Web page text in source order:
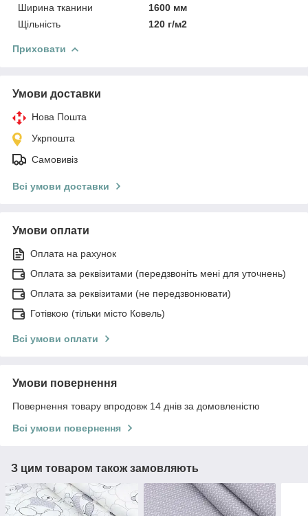
Ширина тканини
1600 мм
Щільність
120 г/м2
Приховати
Умови доставки
Нова Пошта
Укрпошта
Самовивіз
Всі умови доставки
Умови оплати
Оплата на рахунок
Оплата за реквізитами (передзвоніть мені для уточнень)
Оплата за реквізитами (не передзвонювати)
Готівкою (тільки місто Ковель)
Всі умови оплати
Умови повернення
Повернення товару впродовж 14 днів за домовленістю
Всі умови повернення
З цим товаром також замовляють